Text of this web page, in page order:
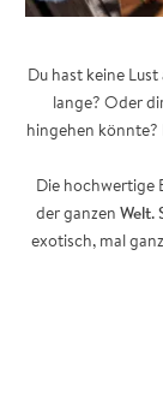
Du hast keine
lange? Oder
hingehen könnte?
Die hochwertige
der ganzen Welt.
exotisch, mal